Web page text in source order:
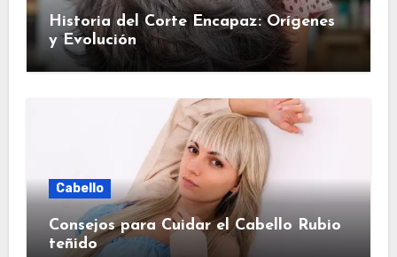
Historia del Corte Encapaz: Orígenes
y Evolución
Cabello
Consejos para Cuidar el Cabello Rubio
teñido